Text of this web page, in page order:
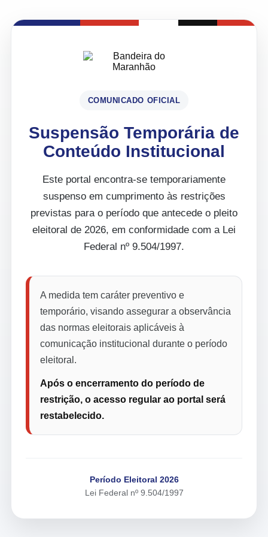
COMUNICADO OFICIAL
Suspensão Temporária de
Conteúdo Institucional
Este portal encontra-se temporariamente
suspenso em cumprimento às restrições
previstas para o período que antecede o pleito
eleitoral de 2026, em conformidade com a Lei
Federal nº 9.504/1997.
A medida tem caráter preventivo e
temporário, visando assegurar a observância
das normas eleitorais aplicáveis à
comunicação institucional durante o período
eleitoral.
Após o encerramento do período de
restrição, o acesso regular ao portal será
restabelecido.
Período Eleitoral 2026
Lei Federal nº 9.504/1997